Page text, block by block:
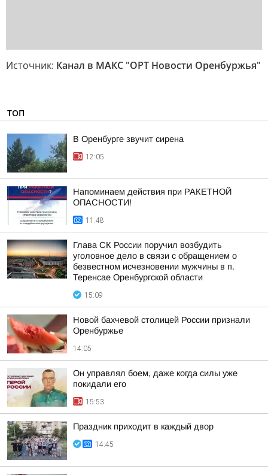
Источник: Канал в МАКС "ОРТ Новости Оренбуржья"
ТОП
В Оренбурге звучит сирена
12:05
Напоминаем действия при РАКЕТНОЙ
ОПАСНОСТИ!
11:48
Глава СК России поручил возбудить
уголовное дело в связи с обращением о
безвестном исчезновении мужчины в п.
Теренсае Оренбургской области
15:09
Новой бахчевой столицей России признали
Оренбуржье
14:05
Он управлял боем, даже когда силы уже
покидали его
15:53
Праздник приходит в каждый двор
14:45